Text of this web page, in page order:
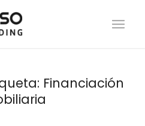
Financiación